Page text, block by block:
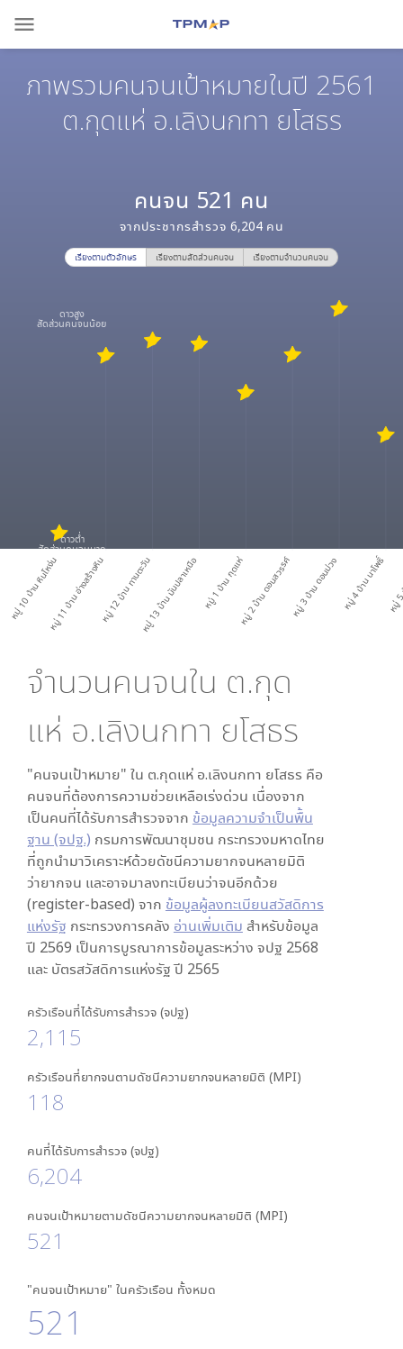
menu
ภาพรวมคนจนเป้าหมายในปี 2561
ต.กุดแห่ อ.เลิงนกทา ยโสธร
คนจน 521 คน
จากประชากรสำรวจ 6,204 คน
เรียงตามตัวอักษร เรียงตามสัดส่วนคนจน เรียงตามจำนวนคนจน
หมู่ 10 บ้าน หินโหง่นหมู่ 11 บ้าน อ่างสร้างหินหมู่ 12 บ้าน ทานตะวันหมู่ 13 บ้าน มันปลาเหนือ หมู่ 1 บ้าน กุดแห่หมู่ 2 บ้าน ดอนสวรรค์หมู่ 3 บ้าน ดอนม่วง หมู่ 4 บ้าน นาโพธิ์ห
ดาวสูง
สัดส่วนคนจนน้อย
ดาวต่ำ
สัดส่วนคนจนมาก
จำนวนคนจนใน ต.กุด
แห่ อ.เลิงนกทา ยโสธร
"คนจนเป้าหมาย" ใน ต.กุดแห่ อ.เลิงนกทา ยโสธร คือ
คนจนที่ต้องการความช่วยเหลือเร่งด่วน เนื่องจาก
เป็นคนที่ได้รับการสำรวจจาก ข้อมูลความจำเป็นพื้น
ฐาน (จปฐ.) กรมการพัฒนาชุมชน กระทรวงมหาดไทย
ที่ถูกนำมาวิเคราะห์ด้วยดัชนีความยากจนหลายมิติ
ว่ายากจน และอาจมาลงทะเบียนว่าจนอีกด้วย
(register-based) จาก ข้อมูลผู้ลงทะเบียนสวัสดิการ
แห่งรัฐ กระทรวงการคลัง อ่านเพิ่มเติม สำหรับข้อมูล
ปี 2569 เป็นการบูรณาการข้อมูลระหว่าง จปฐ 2568
และ บัตรสวัสดิการแห่งรัฐ ปี 2565
ครัวเรือนที่ได้รับการสำรวจ (จปฐ)
2,115
ครัวเรือนที่ยากจนตามดัชนีความยากจนหลายมิติ (MPI)
118
คนที่ได้รับการสำรวจ (จปฐ)
6,204
คนจนเป้าหมายตามดัชนีความยากจนหลายมิติ (MPI)
521
"คนจนเป้าหมาย" ในครัวเรือน ทั้งหมด
521